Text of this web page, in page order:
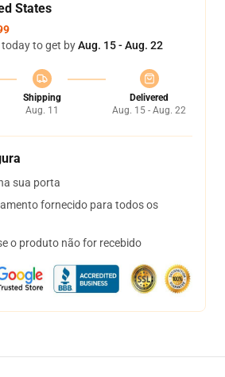
States
to get byAug. 15 - Aug. 22
Shipping
Aug. 11
Delivered
Aug. 15 - Aug. 22
sua porta
fornecido para todos os
o produto não for recebido